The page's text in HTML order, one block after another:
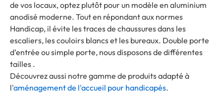
de vos locaux, optez plutôt pour un modèle en aluminium
anodisé moderne. Tout en répondant aux normes
Handicap, il évite les traces de chaussures dans les
escaliers, les couloirs blancs et les bureaux. Double porte
d’entrée ou simple porte, nous disposons de différentes
tailles .
Découvrez aussi notre gamme de produits adapté à
l'aménagement de l'accueil pour handicapés.